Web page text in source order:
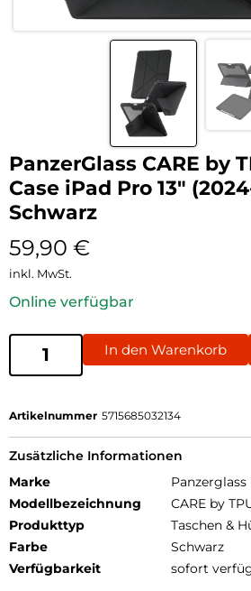
PanzerGlass CARE by
Case iPad Pro 13″
Schwarz
59,90 €
inkl. MwSt.
Online verfügbar
In den Warenkorb
Artikelnummer 5715685032134
Zusätzliche Informationen
Marke
Panzerglass
Modellbezeichnung
CARE by
Produkttyp
Taschen &
Farbe
Schwarz
Verfügbarkeit
sofort